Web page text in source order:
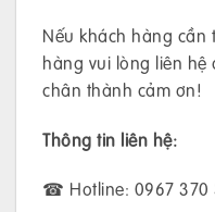
Nếu khách hàng
hàng vui lòng liên
chân thành cảm ơn!
Thông tin liên hệ:
☎ Hotline: 0967 370